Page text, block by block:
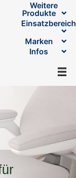
Weitere
Produkte
Marken
Infos